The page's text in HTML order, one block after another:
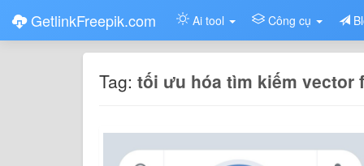
GetlinkFreepik.com Ai tool Công cụ
Tag: tối ưu hóa tìm kiếm vector